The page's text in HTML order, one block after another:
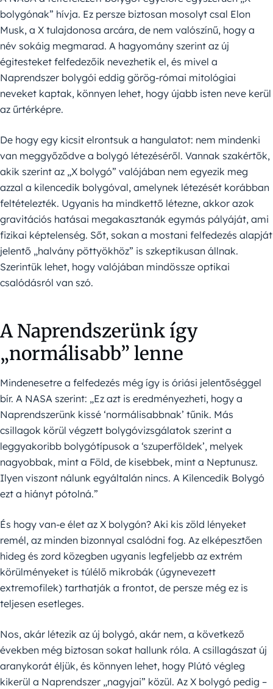
bolygónak” hívja. Ez persze biztosan mosolyt csal Elon
Musk, a X tulajdonosa arcára, de nem valószínű, hogy a
név sokáig megmarad. A hagyomány szerint az új
égitesteket felfedezőik nevezhetik el, és mivel a
Naprendszer bolygói eddig görög-római mitológiai
neveket kaptak, könnyen lehet, hogy újabb isten neve kerül
az űrtérképre.
De hogy egy kicsit elrontsuk a hangulatot: nem mindenki
van meggyőződve a bolygó létezéséről. Vannak szakértők,
akik szerint az „X bolygó” valójában nem egyezik meg
azzal a kilencedik bolygóval, amelynek létezését korábban
feltételezték. Ugyanis ha mindkettő létezne, akkor azok
gravitációs hatásai megakasztanák egymás pályáját, ami
fizikai képtelenség. Sőt, sokan a mostani felfedezés alapját
jelentő „halvány pöttyökhöz” is szkeptikusan állnak.
Szerintük lehet, hogy valójában mindössze optikai
csalódásról van szó.
A Naprendszerünk így
„normálisabb” lenne
Mindenesetre a felfedezés még így is óriási jelentőséggel
bír. A NASA szerint: „Ez azt is eredményezheti, hogy a
Naprendszerünk kissé ‘normálisabbnak’ tűnik. Más
csillagok körül végzett bolygóvizsgálatok szerint a
leggyakoribb bolygótípusok a ‘szuperföldek’, melyek
nagyobbak, mint a Föld, de kisebbek, mint a Neptunusz.
Ilyen viszont nálunk egyáltalán nincs. A Kilencedik Bolygó
ezt a hiányt pótolná.”
És hogy van-e élet az X bolygón? Aki kis zöld lényeket
remél, az minden bizonnyal csalódni fog. Az elképesztően
hideg és zord közegben ugyanis legfeljebb az extrém
körülményeket is túlélő mikrobák (úgynevezett
extremofilek) tarthatják a frontot, de persze még ez is
teljesen esetleges.
Nos, akár létezik az új bolygó, akár nem, a következő
években még biztosan sokat hallunk róla. A csillagászat új
aranykorát éljük, és könnyen lehet, hogy Plútó végleg
kikerül a Naprendszer „nagyjai” közül. Az X bolygó pedig –